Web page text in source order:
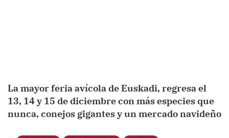
La mayor feria avícola de Euskadi, regresa el
13, 14 y 15 de diciembre con más especies que
nunca, conejos gigantes y un mercado navideño